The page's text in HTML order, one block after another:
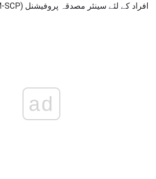
افراد کے لئے سینئر مصدقہ پروفیشنل (SHRM-SCP).
ad